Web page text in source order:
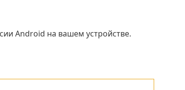
Android на вашем устройстве.